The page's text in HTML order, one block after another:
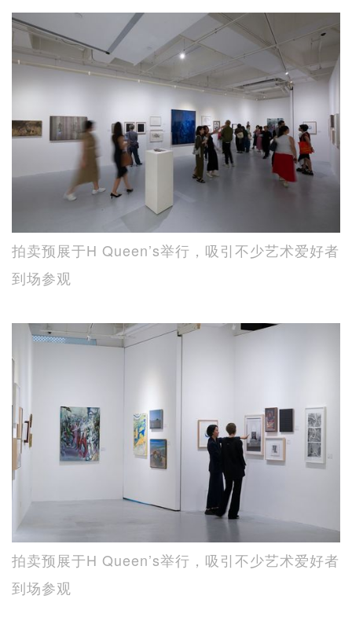
拍卖预展于H Queen’s举行，吸引不少艺术爱好者
到场参观
拍卖预展于H Queen’s举行，吸引不少艺术爱好者
到场参观